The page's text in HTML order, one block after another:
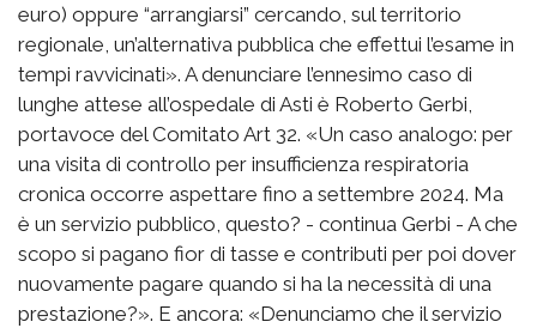
euro) oppure “arrangiarsi” cercando, sul territorio
regionale, un’alternativa pubblica che effettui l’esame in
tempi ravvicinati». A denunciare l’ennesimo caso di
lunghe attese all’ospedale di Asti è Roberto Gerbi,
portavoce del Comitato Art 32. «Un caso analogo: per
una visita di controllo per insufficienza respiratoria
cronica occorre aspettare fino a settembre 2024. Ma
è un servizio pubblico, questo? - continua Gerbi - A che
scopo si pagano fior di tasse e contributi per poi dover
nuovamente pagare quando si ha la necessità di una
prestazione?». E ancora: «Denunciamo che il servizio